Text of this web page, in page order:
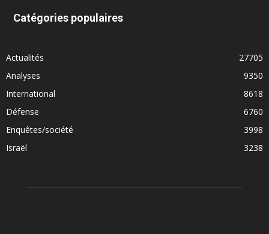
Catégories populaires
Actualités
27705
Analyses
9350
International
8618
Défense
6760
Enquêtes/société
3998
Israël
3238